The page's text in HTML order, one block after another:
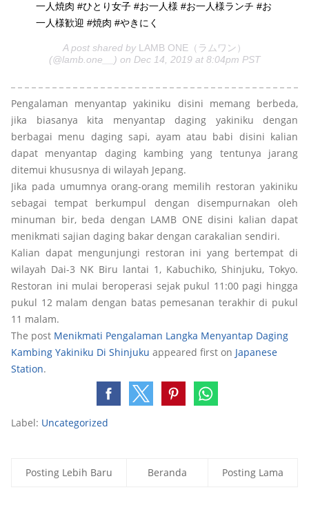
一人焼肉 #ひとり女子 #お一人様 #お一人様ランチ #お
一人様歓迎 #焼肉 #やきにく
A post shared by LAMB ONE（ラムワン）
(@lamb.one__) on Dec 14, 2019 at 8:04pm PST
Pengalaman menyantap yakiniku disini memang berbeda,
jika biasanya kita menyantap daging yakiniku dengan
berbagai menu daging sapi, ayam atau babi disini kalian
dapat menyantap daging kambing yang tentunya jarang
ditemui khususnya di wilayah Jepang.
Jika pada umumnya orang-orang memilih restoran yakiniku
sebagai tempat berkumpul dengan disempurnakan oleh
minuman bir, beda dengan LAMB ONE disini kalian dapat
menikmati sajian daging bakar dengan carakalian sendiri.
Kalian dapat mengunjungi restoran ini yang bertempat di
wilayah Dai-3 NK Biru lantai 1, Kabuchiko, Shinjuku, Tokyo.
Restoran ini mulai beroperasi sejak pukul 11:00 pagi hingga
pukul 12 malam dengan batas pemesanan terakhir di pukul
11 malam.
The post Menikmati Pengalaman Langka Menyantap Daging
Kambing Yakiniku Di Shinjuku appeared first on Japanese
Station.
Label: Uncategorized
Posting Lebih Baru Posting Lama
Beranda